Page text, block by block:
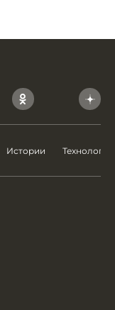
Истории Технологии